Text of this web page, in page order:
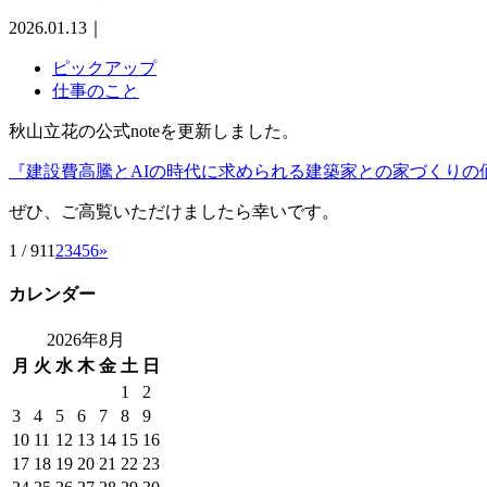
2026.01.13
ピックアップ
仕事のこと
秋山立花の公式noteを更新しました。
『建設費高騰とAIの時代に求められる建築家との家づくりの
ぜひ、ご高覧いただけましたら幸いです。
1 / 911 23456»
カレンダー
2026年8月
月 火 水 木 金 土 日
1
2
3
4 5 6 7 8
9
10 11 12 13 14 15 16
17 18 19 20 21 22 23